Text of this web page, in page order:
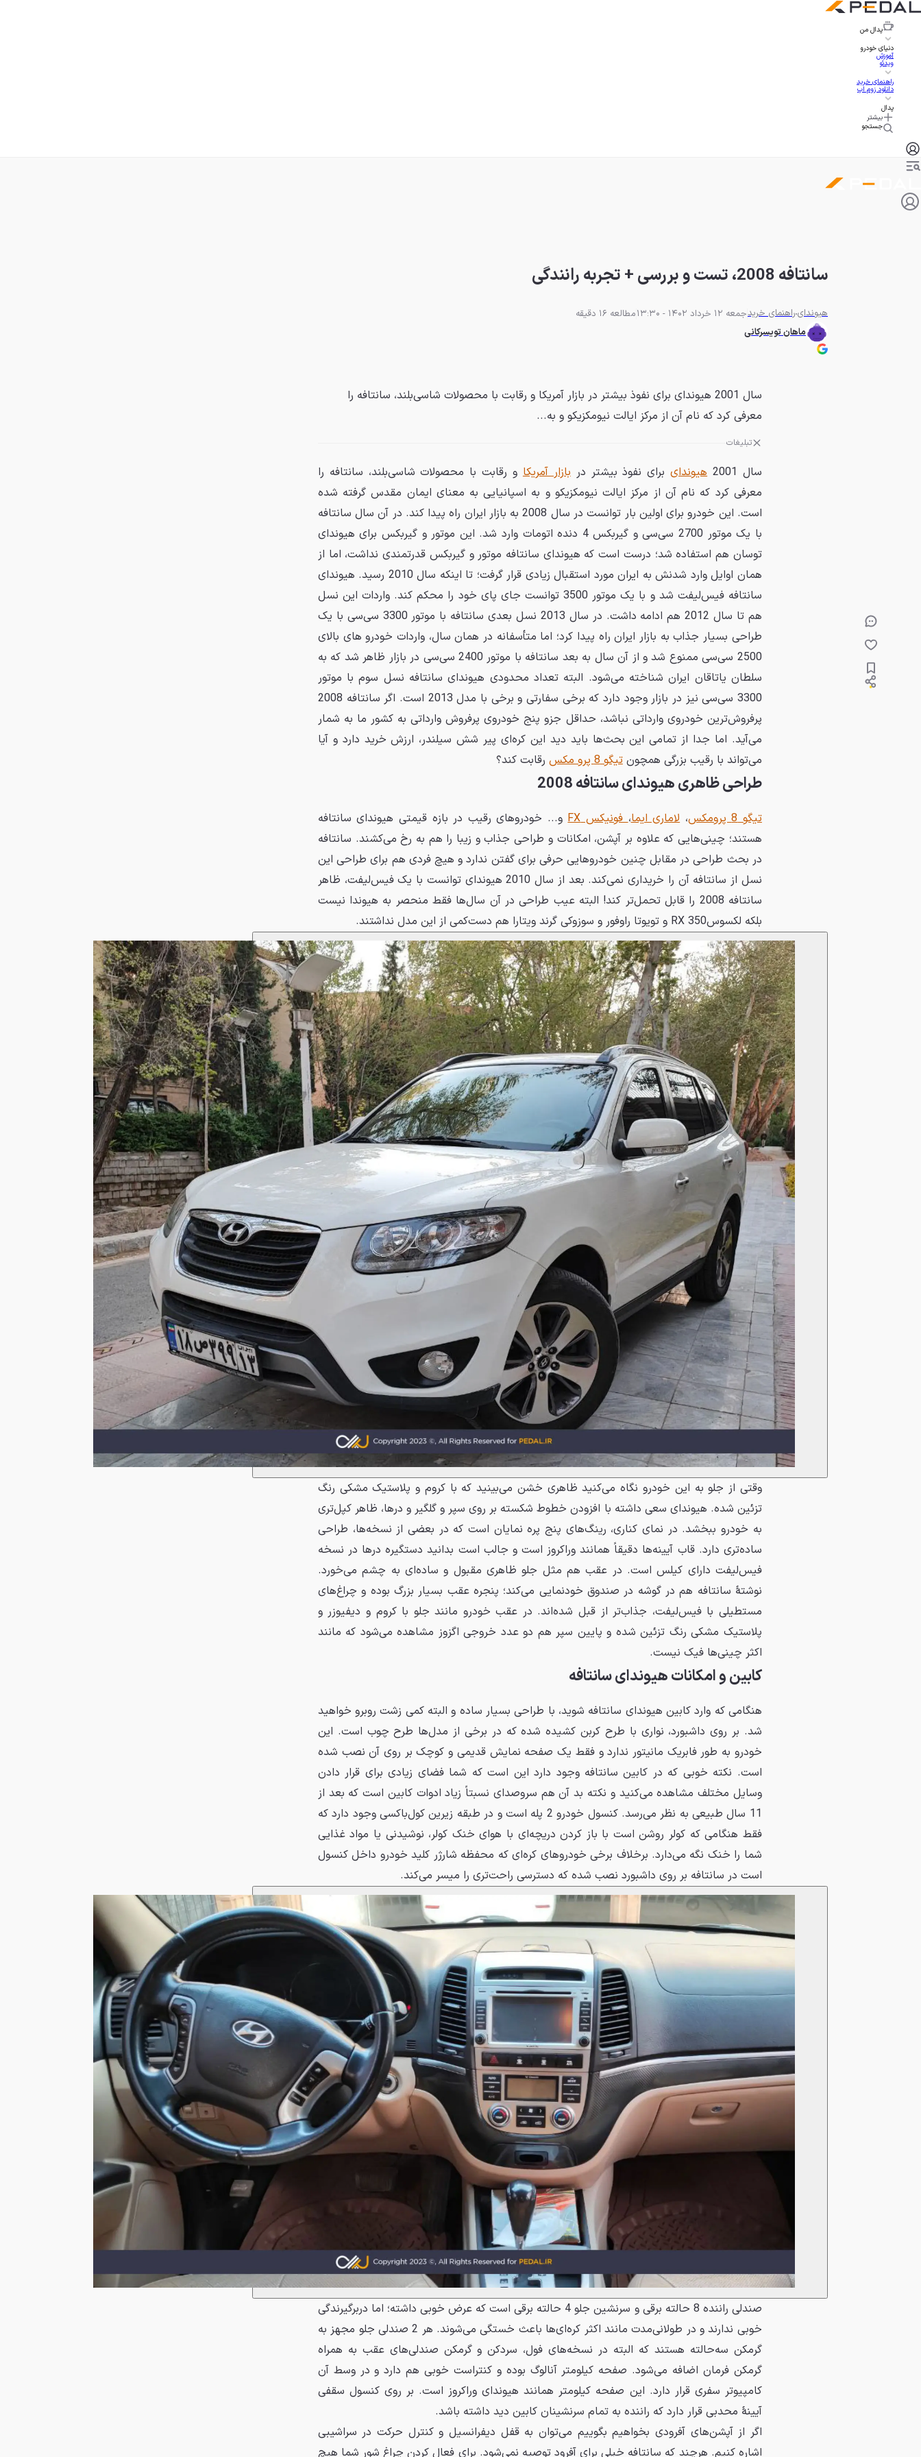
پدال من
دنیای خودرو
آموزش
ویدئو
راهنمای خرید
دانلود زوم اپ
پدال
بیشتر
جستجو
سانتافه 2008، تست و بررسی + تجربه رانندگی
هیوندای راهنمای خریدجمعه 12 خرداد 1402 - 13:30
مطالعه 16 دقیقه
ماهان تویسرکانی
سال 2001 هیوندای برای نفوذ بیشتر در بازار آمریکا و رقابت با محصولات شاسی‌بلند، سانتافه را
معرفی کرد که نام آن از مرکز ایالت نیومکزیکو و به...
تبلیغات
سال 2001 هیوندایبرای نفوذ بیشتر دربازار آمریکا و رقابت با محصولات شاسی‌بلند، سانتافه را
معرفی کرد که نام آن از مرکز ایالت نیومکزیکو و به اسپانیایی به معنای ایمان مقدس گرفته شده
است. این خودرو برای اولین بار توانست در سال 2008 به بازار ایران راه پیدا کند. در آن سال سانتافه
با یک موتور 2700 سی‌سی و گیربکس 4 دنده اتومات وارد شد. این موتور و گیربکس برای هیوندای
توسان هم استفاده شد؛ درست است که هیوندای سانتافه موتور و گیربکس قدرتمندی نداشت، اما از
همان اوایل وارد شدنش به ایران مورد استقبال زیادی قرار گرفت؛ تا اینکه سال 2010 رسید. هیوندای
سانتافه فیس‌لیفت شد و با یک موتور 3500 توانست جای پای خود را محکم کند. واردات این نسل
هم تا سال 2012 هم ادامه داشت. در سال 2013 نسل بعدی سانتافه با موتور 3300 سی‌سی با یک
طراحی بسیار جذاب به بازار ایران راه پیدا کرد؛ اما متأسفانه در همان سال، واردات خودرو های بالای
2500 سی‌سی ممنوع شد و از آن سال به بعد سانتافه با موتور 2400 سی‌سی در بازار ظاهر شد که به
سلطان یاتاقان ایران شناخته می‌شود. البته تعداد محدودی هیوندای سانتافه نسل سوم با موتور
3300 سی‌سی نیز در بازار وجود دارد که برخی سفارتی و برخی با مدل 2013 است. اگر سانتافه 2008
پرفروش‌ترین خودروی وارداتی نباشد، حداقل جزو پنج خودروی پرفروش وارداتی به کشور ما به شمار
می‌آید. اما جدا از تمامی این بحث‌ها باید دید این کره‌ای پیر شش سیلندر، ارزش خرید دارد و آیا
می‌تواند با رقیب بزرگی همچونتیگو 8 پرو مکس رقابت کند؟
طراحی ظاهری هیوندای سانتافه 2008
تیگو 8 پرومکس ،لاماری ایما،فونیکس FX
و... خودروهای رقیب در بازه قیمتی هیوندای سانتافه
هستند؛ چینی‌هایی که علاوه بر آپشن، امکانات و طراحی جذاب و زیبا را هم به رخ می‌کشند. سانتافه
در بحث طراحی در مقابل چنین خودروهایی حرفی برای گفتن ندارد و هیچ فردی هم برای طراحی این
نسل از سانتافه آن را خریداری نمی‌کند. بعد از سال 2010 هیوندای توانست با یک فیس‌لیفت، ظاهر
سانتافه 2008 را قابل تحمل‌تر کند! البته عیب طراحی در آن سال‌ها فقط منحصر به هیوندا نیست
بلکه لکسوس‌RX 350 و تویوتا راوفور و سوزوکی گرند ویتارا هم دست‌کمی از این مدل نداشتند.
وقتی از جلو به این خودرو نگاه می‌کنید ظاهری خشن می‌بینید که با کروم و پلاستیک مشکی رنگ
تزئین شده. هیوندای سعی داشته با افزودن خطوط شکسته بر روی سپر و گلگیر و درها، ظاهر کپل‌تری
به خودرو ببخشد. در نمای کناری، رینگ‌های پنج پره نمایان است که در بعضی از نسخه‌ها، طراحی
ساده‌تری دارد. قاب آیینه‌ها دقیقاً همانند وراکروز است و جالب است بدانید دستگیره درها در نسخه
فیس‌لیفت دارای کیلس است. در عقب هم مثل جلو ظاهری مقبول و ساده‌ای به چشم می‌خورد.
نوشتهٔ سانتافه هم در گوشه در صندوق خودنمایی می‌کند؛ پنجره عقب بسیار بزرگ بوده و چراغ‌های
مستطیلی با فیس‌لیفت، جذاب‌تر از قبل شده‌اند. در عقب خودرو مانند جلو با کروم و دیفیوزر و
پلاستیک مشکی رنگ تزئین شده و پایین سپر هم دو عدد خروجی اگزوز مشاهده می‌شود که مانند
اکثر چینی‌ها فیک نیست.
کابین و امکانات هیوندای سانتافه
هنگامی که وارد کابین هیوندای سانتافه شوید، با طراحی بسیار ساده و البته کمی زشت روبرو خواهید
شد. بر روی داشبورد، نواری با طرح کربن کشیده شده که در برخی از مدل‌ها طرح چوب است. این
خودرو به طور فابریک مانیتور ندارد و فقط یک صفحه نمایش قدیمی و کوچک بر روی آن نصب شده
است. نکته خوبی که در کابین سانتافه وجود دارد این است که شما فضای زیادی برای قرار دادن
وسایل مختلف مشاهده می‌کنید و نکته بد آن هم سروصدای نسبتاً زیاد ادوات کابین است که بعد از
11 سال طبیعی به نظر می‌رسد. کنسول خودرو 2 پله است و در طبقه زیرین کول‌باکسی وجود دارد که
فقط هنگامی که کولر روشن است با باز کردن دریچه‌ای با هوای خنک کولر، نوشیدنی یا مواد غذایی
شما را خنک نگه می‌دارد. برخلاف برخی خودروهای کره‌ای که محفظه شارژر کلید خودرو داخل کنسول
است در سانتافه بر روی داشبورد نصب شده که دسترسی راحت‌تری را میسر می‌کند.
صندلی راننده 8 حالته برقی و سرنشین جلو 4 حالته برقی است که عرض خوبی داشته؛ اما دربرگیرندگی
خوبی ندارند و در طولانی‌مدت مانند اکثر کره‌ای‌ها باعث خستگی می‌شوند. هر 2 صندلی جلو مجهز به
گرمکن سه‌حالته هستند که البته در نسخه‌های فول، سردکن و گرمکن صندلی‌های عقب به همراه
گرمکن فرمان اضافه می‌شود. صفحه کیلومتر آنالوگ بوده و کنتراست خوبی هم دارد و در وسط آن
کامپیوتر سفری قرار دارد. این صفحه کیلومتر همانند هیوندای وراکروز است. بر روی کنسول سقفی
آیینهٔ محدبی قرار دارد که راننده به تمام سرنشینان کابین دید داشته باشد.
اگر از آپشن‌های آفرودی بخواهیم بگوییم می‌توان به قفل دیفرانسیل و کنترل حرکت در سراشیبی
اشاره کنیم. هرچند که سانتافه خیلی برای آفرود توصیه نمی‌شود. برای فعال کردن چراغ شور شما هیچ